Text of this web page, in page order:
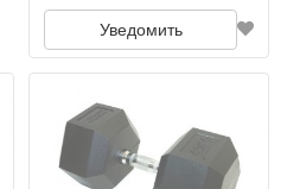
Уведомить